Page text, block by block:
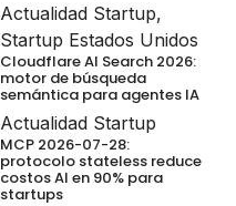
Actualidad Startup,
Startup Estados Unidos
Cloudflare AI Search 2026:
motor de búsqueda
semántica para agentes IA
Actualidad Startup
MCP 2026-07-28:
protocolo stateless reduce
costos AI en 90% para
startups